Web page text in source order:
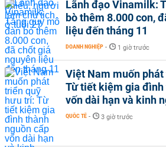
Lãnh đạo Vinamilk:
bò thêm 8.000 con,
liệu đến tháng 11
DOANH NGHIỆP - 1 giờ trước
Việt Nam muốn
Từ tiết kiệm gia đình
vốn dài hạn và kinh
QUỐC TẾ - 3 giờ trước